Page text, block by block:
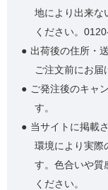
地により出来な
ください。
出荷後の住所・
ご注文前にお届
ご発注後のキャ
す。
当サイトに掲載
環境により実際
す。色合いや質
ください。